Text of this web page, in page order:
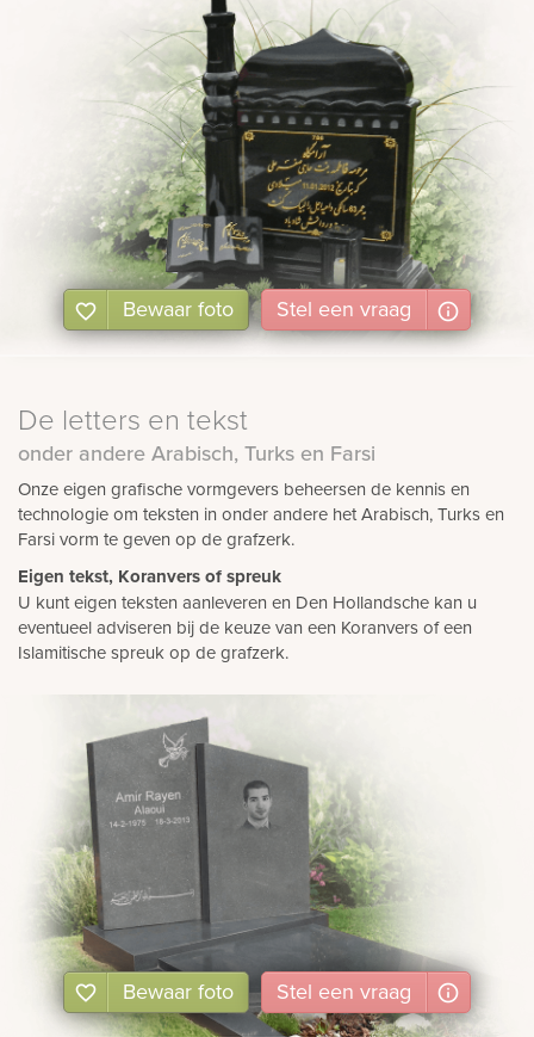
Bewaar foto Stel een vraag
De letters en tekst
onder andere Arabisch, Turks en Farsi
Onze eigen grafische vormgevers beheersen de kennis en
technologie om teksten in onder andere het Arabisch, Turks en
Farsi vorm te geven op de grafzerk.
Eigen tekst, Koranvers of spreuk
U kunt eigen teksten aanleveren en Den Hollandsche kan u
eventueel adviseren bij de keuze van een Koranvers of een
Islamitische spreuk op de grafzerk.
Bewaar foto Stel een vraag